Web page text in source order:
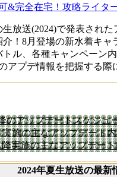
&完全在宅！攻略ライタ
放送(2024)で発表され
！8月登場の新水着キャ
ル、各種キャンペーン
アプデ情報を把握する際
のアップデートスケジュ
実施の主なアップデート
降実施の主なアップデー
2024年夏生放送の最新